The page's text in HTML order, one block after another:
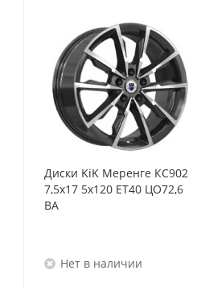
Диски KiK Меренге КС902
7,5x17 5x120 ET40 ЦО72,6
BA
Нет в наличии